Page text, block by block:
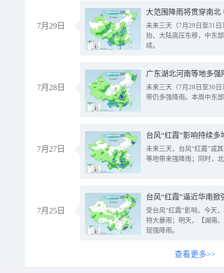
7月29日
大范围降雨将贯穿南
未来三天（7月29日至31
抬、大陆高压东移，中东
续。
7月28日
广东湖北河南等地多
未来三天（7月28日至30
带仍多强降雨。本周中东
7月27日
台风“红霞”影响持续
未来三天，台风“红霞”或
等地带来强降雨；同时，
7月25日
台风“红霞”逼近华南
受台风“红霞”影响，今天
特大暴雨；明天，【湖南
现强降雨。
查看更多>>